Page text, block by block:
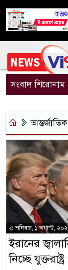
সংবাদ শিরোনাম
আন্তর্জাতিক
শনিবার, ১ অগাস্ট,
ইরানের
নিচ্ছে